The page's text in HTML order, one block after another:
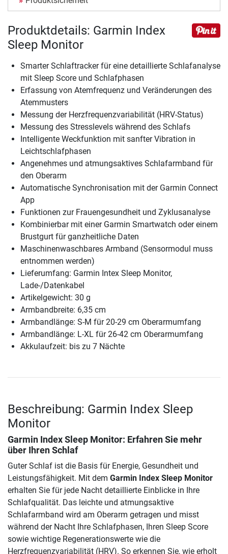
Produktdetails: Garmin Index
Sleep Monitor
Smarter Schlaftracker für eine detaillierte Schlafanalyse
mit Sleep Score und Schlafphasen
Erfassung von Atemfrequenz und Veränderungen des
Atemmusters
Messung der Herzfrequenzvariabilität (HRV-Status)
Messung des Stresslevels während des Schlafs
Intelligente Weckfunktion mit sanfter Vibration in
Leichtschlafphasen
Angenehmes und atmungsaktives Schlafarmband für
den Oberarm
Automatische Synchronisation mit der Garmin Connect
App
Funktionen zur Frauengesundheit und Zyklusanalyse
Kombinierbar mit einer Garmin Smartwatch oder einem
Brustgurt für ganzheitliche Daten
Maschinenwaschbares Armband (Sensormodul muss
entnommen werden)
Lieferumfang: Garmin Intex Sleep Monitor,
Lade-/Datenkabel
Artikelgewicht: 30 g
Armbandbreite: 6,35 cm
Armbandlänge: S-M für 20-29 cm Oberarmumfang
Armbandlänge: L-XL für 26-42 cm Oberarmumfang
Akkulaufzeit: bis zu 7 Nächte
Beschreibung: Garmin Index Sleep
Monitor
Garmin Index Sleep Monitor: Erfahren Sie mehr
über Ihren Schlaf
Guter Schlaf ist die Basis für Energie, Gesundheit und
Leistungsfähigkeit. Mit dem Garmin Index Sleep Monitor
erhalten Sie für jede Nacht detaillierte Einblicke in Ihre
Schlafqualität. Das leichte und atmungsaktive
Schlafarmband wird am Oberarm getragen und misst
während der Nacht Ihre Schlafphasen, Ihren Sleep Score
sowie wichtige Regenerationswerte wie die
Herzfrequenzvariabilität (HRV). So erkennen Sie, wie erholt